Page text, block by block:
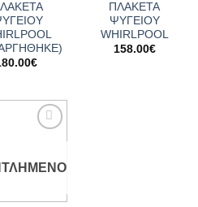
€
ΠΛΑΚΕΤΑ
ΨΥΓΕΙΟΥ
WHIRLPOOL
158.00€